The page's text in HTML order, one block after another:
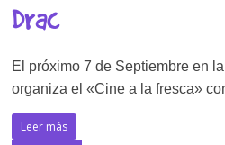
Drac
El próximo 7 de Septiembre en
organiza el «Cine a la fresca»
Leer más